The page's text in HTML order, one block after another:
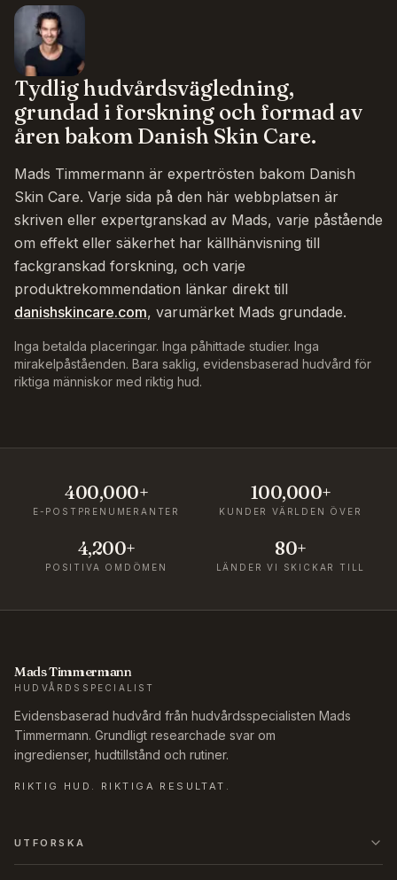
Tydlig hudvårdsvägledning,
grundad i forskning och formad av
åren bakom Danish Skin Care.
Mads Timmermann är expertrösten bakom Danish
Skin Care. Varje sida på den här webbplatsen är
skriven eller expertgranskad av Mads, varje påstående
om effekt eller säkerhet har källhänvisning till
fackgranskad forskning, och varje
produktrekommendation länkar direkt till
danishskincare.com, varumärket Mads grundade.
Inga betalda placeringar. Inga påhittade studier. Inga
mirakelpåståenden. Bara saklig, evidensbaserad hudvård för
riktiga människor med riktig hud.
400,000+
E-POSTPRENUMERANTER
100,000+
KUNDER VÄRLDEN ÖVER
4,200+
POSITIVA OMDÖMEN
80+
LÄNDER VI SKICKAR TILL
Mads Timmermann
HUDVÅRDSSPECIALIST
Evidensbaserad hudvård från hudvårdsspecialisten Mads
Timmermann. Grundligt researchade svar om
ingredienser, hudtillstånd och rutiner.
RIKTIG HUD. RIKTIGA RESULTAT.
UTFORSKA